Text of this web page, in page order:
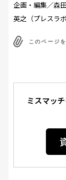
企画・編集／森
英之（プレスラ
このページ
ミスマッ